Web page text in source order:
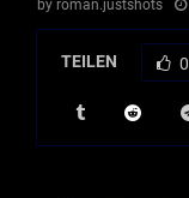
by roman.justshots
TEILEN 0